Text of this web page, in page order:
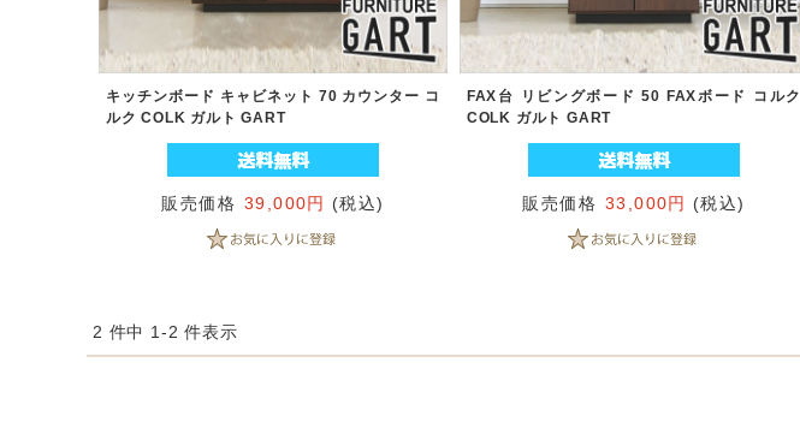
キッチンボード キャビネット 70 カウンター コ
ルク COLK ガルト GART
販売価格 39,000円 (税込)
FAX台 リビングボード 50 FAXボード コルク
COLK ガルト GART
販売価格 33,000円 (税込)
2 件中 1-2 件表示